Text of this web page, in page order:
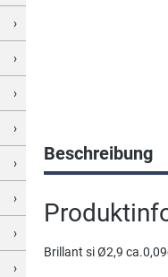
Beschreibung
Brillant si Ø2,9